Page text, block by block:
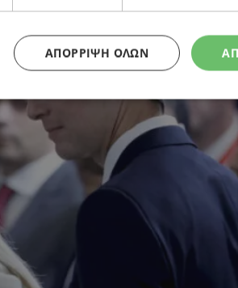
ΑΠΌΡΡΙΨΗ ΌΛΩΝ